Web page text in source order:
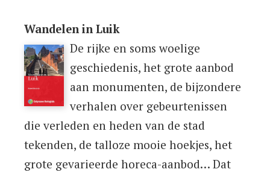
Wandelen in Luik
De rijke en soms woelige
geschiedenis, het grote aanbod
aan monumenten, de bijzondere
verhalen over gebeurtenissen
die verleden en heden van de stad
tekenden, de talloze mooie hoekjes, het
grote gevarieerde horeca-aanbod… Dat